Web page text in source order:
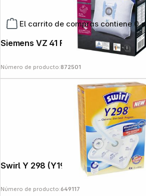
El carrito de compras contiene 0
Siemens VZ 41 FGALL
Número de producto:872501
Swirl Y 298 (Y198) MP Plus AirSpace
Número de producto:649117